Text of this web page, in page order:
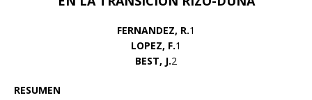
FERNANDEZ, R.1
LOPEZ, F.1
BEST, J.2
RESUMEN